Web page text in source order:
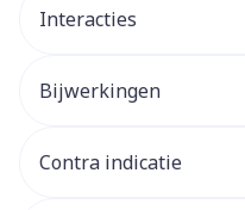
Interacties
Bijwerkingen
Contra indicatie